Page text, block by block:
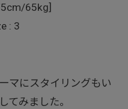
65kg]
: 3
マにスタイリングもい
てみました。